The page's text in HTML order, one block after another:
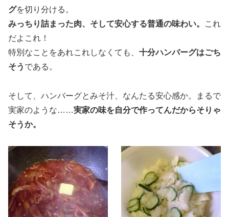
グを切り分ける。
みっちり詰まった肉、そして安心する普通の味わい。
これ
だよこれ！
特別なことをあれこれしなくても、 十分ハンバーグはごち
そう である。
そして、ハンバーグとみそ汁、なんたる安心感か。まるで
実家のような……実家の味を自分で作ってんだからそりゃ
そうか。